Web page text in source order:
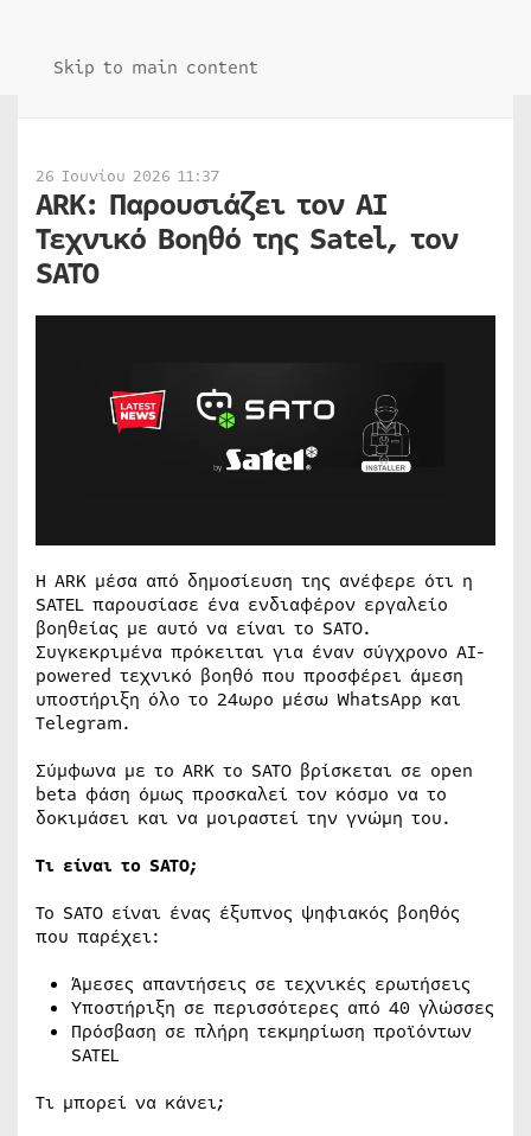
Skip to main content
26 Ιουνίου 2026 11:37
ARK: Παρουσιάζει τον AI
Τεχνικό Βοηθό της Satel, τον
SATO
Η ARK μέσα από δημοσίευση της ανέφερε ότι η
SATEL παρουσίασε ένα ενδιαφέρον εργαλείο
βοηθείας με αυτό να είναι το SATO.
Συγκεκριμένα πρόκειται για έναν σύγχρονο AI-
powered τεχνικό βοηθό που προσφέρει άμεση
υποστήριξη όλο το 24ωρο μέσω WhatsApp και
Telegram.
Σύμφωνα με το ARK το SATO βρίσκεται σε open
beta φάση όμως προσκαλεί τον κόσμο να το
δοκιμάσει και να μοιραστεί την γνώμη του.
Τι είναι το SATO;
Το SATO είναι ένας έξυπνος ψηφιακός βοηθός
που παρέχει:
Άμεσες απαντήσεις σε τεχνικές ερωτήσεις
Υποστήριξη σε περισσότερες από 40 γλώσσες
Πρόσβαση σε πλήρη τεκμηρίωση προϊόντων
SATEL
Τι μπορεί να κάνει;